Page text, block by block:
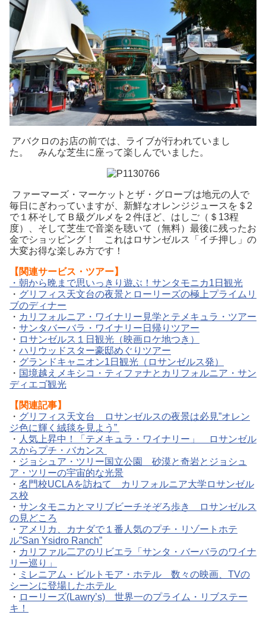
アバクロのお店の前では、ライブが行われていまし
た。 みんな芝生に座って楽しんでいました。
ファーマーズ・マーケットとザ・グローブは地元の人で
毎日にぎわっていますが、新鮮なオレンジジュースを＄2
で１杯そしてＢ級グルメを２件ほど、はしご（＄13程
度）、そして芝生で音楽を聴いて（無料）最後に残ったお
金でショッピング！ これはロサンゼルス「イチ押し」の
大変お得な楽しみ方です！
【関連サービス・ツアー】
・朝から晩まで思いっきり遊ぶ！サンタモニカ1日観光
・ グリフィス天文台の夜景とローリーズの極上プライムリ
ブのディナー
・ カリフォルニア・ワイナリー見学とテメキュラ・ツアー
・ サンタバーバラ・ワイナリー日帰りツアー
・ ロサンゼルス１日観光（映画ロケ地つき）
・ ハリウッドスター豪邸めぐりツアー
・ グランドキャニオン1日観光（ロサンゼルス発）
・ 国境越えメキシコ・ティファナとカリフォルニア・サン
ディエゴ観光
【関連記事】
・ グリフィス天文台 ロサンゼルスの夜景は必見”オレン
ジ色に輝く絨毯を見よう”
・ 人気上昇中！「テメキュラ・ワイナリー」 ロサンゼル
スからプチ・バカンス
・ ジョシュア・ツリー国立公園 砂漠と奇岩とジョシュ
ア・ツリーの宇宙的な光景
・ 名門校UCLAを訪ねて カリフォルニア大学ロサンゼル
ス校
・ サンタモニカとマリブビーチそぞろ歩き ロサンゼルス
の見どころ
・ アメリカ、カナダで１番人気のプチ・リゾートホテ
ル”San Ysidro Ranch”
・ カリファル二アのリビエラ「サンタ・バーバラのワイナ
リー巡り」
・ ミレニアム・ビルトモア・ホテル 数々の映画、TVの
シーンに登場したホテル
・ ローリーズ(Lawry’s) 世界一のプライム・リブステー
キ！